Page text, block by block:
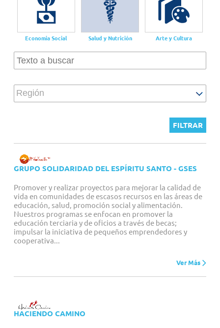
Proyectos personalizados
Economia Social Salud y Nutrición Arte y Cultura
Región
GRUPO SOLIDARIDAD DEL ESPÍRITU SANTO - GSES
Promover y realizar proyectos para mejorar la calidad de
vida en comunidades de escasos recursos en las áreas de
educación, salud, promoción social y alimentación.
Nuestros programas se enfocan en promover la
educación terciaria y de oficios a través de becas;
impulsar la iniciativa de pequeños emprendedores y
cooperativa...
Ver Más
HACIENDO CAMINO